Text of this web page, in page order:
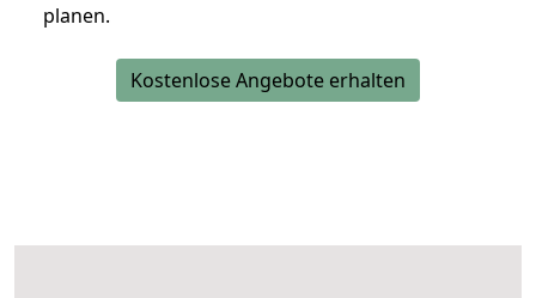
planen.
Kostenlose Angebote erhalten